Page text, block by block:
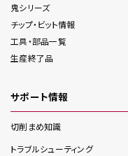
鬼シリーズ
チップ・ビット情報
工具・部品一覧
生産終了品
サポート情報
切削まめ知識
トラブルシューティング